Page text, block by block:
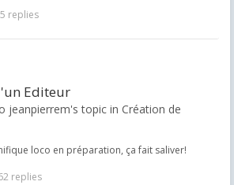
replies
Editeur
jeanpierrem's topic in Création de
loco en préparation, ça fait saliver!
replies